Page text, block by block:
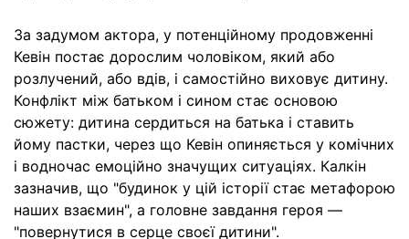
За задумом актора, у потенційному продовженні
Кевін постає дорослим чоловіком, який або
розлучений, або вдів, і самостійно виховує дитину.
Конфлікт між батьком і сином стає основою
сюжету: дитина сердиться на батька і ставить
йому пастки, через що Кевін опиняється у комічних
і водночас емоційно значущих ситуаціях. Калкін
зазначив, що "будинок у цій історії стає метафорою
наших взаємин", а головне завдання героя —
"повернутися в серце своєї дитини".